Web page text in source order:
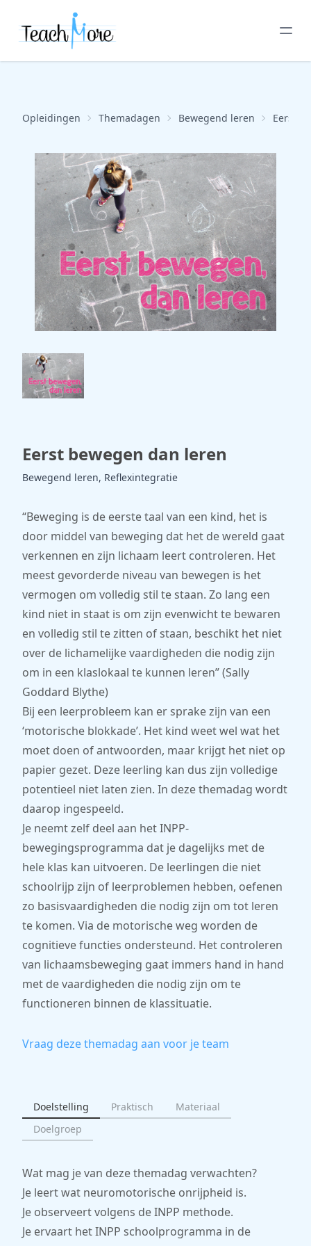
Opleidingen Themadagen Bewegend leren Eerst
Eerst bewegen dan leren
Bewegend leren, Reflexintegratie
“Beweging is de eerste taal van een kind, het is
door middel van beweging dat het de wereld gaat
verkennen en zijn lichaam leert controleren. Het
meest gevorderde niveau van bewegen is het
vermogen om volledig stil te staan. Zo lang een
kind niet in staat is om zijn evenwicht te bewaren
en volledig stil te zitten of staan, beschikt het niet
over de lichamelijke vaardigheden die nodig zijn
om in een klaslokaal te kunnen leren” (Sally
Goddard Blythe)
Bij een leerprobleem kan er sprake zijn van een
‘motorische blokkade’. Het kind weet wel wat het
moet doen of antwoorden, maar krijgt het niet op
papier gezet. Deze leerling kan dus zijn volledige
potentieel niet laten zien. In deze themadag wordt
daarop ingespeeld.
Je neemt zelf deel aan het INPP-
bewegingsprogramma dat je dagelijks met de
hele klas kan uitvoeren. De leerlingen die niet
schoolrijp zijn of leerproblemen hebben, oefenen
zo basisvaardigheden die nodig zijn om tot leren
te komen. Via de motorische weg worden de
cognitieve functies ondersteund. Het controleren
van lichaamsbeweging gaat immers hand in hand
met de vaardigheden die nodig zijn om te
functioneren binnen de klassituatie.
Vraag deze themadag aan voor je team
Doelstelling Praktisch
Materiaal
Doelgroep
Wat mag je van deze themadag verwachten?
Je leert wat neuromotorische onrijpheid is.
Je observeert volgens de INPP methode.
Je ervaart het INPP schoolprogramma in de